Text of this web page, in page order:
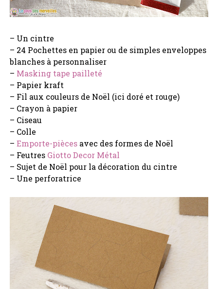
– Un cintre
– 24 Pochettes en papier ou de simples enveloppes
blanches à personnaliser
– Masking tape pailleté
– Papier kraft
– Fil aux couleurs de Noël (ici doré et rouge)
– Crayon à papier
– Ciseau
– Colle
– Emporte-pièces avec des formes de Noël
– Feutres Giotto Decor Métal
– Sujet de Noël pour la décoration du cintre
– Une perforatrice